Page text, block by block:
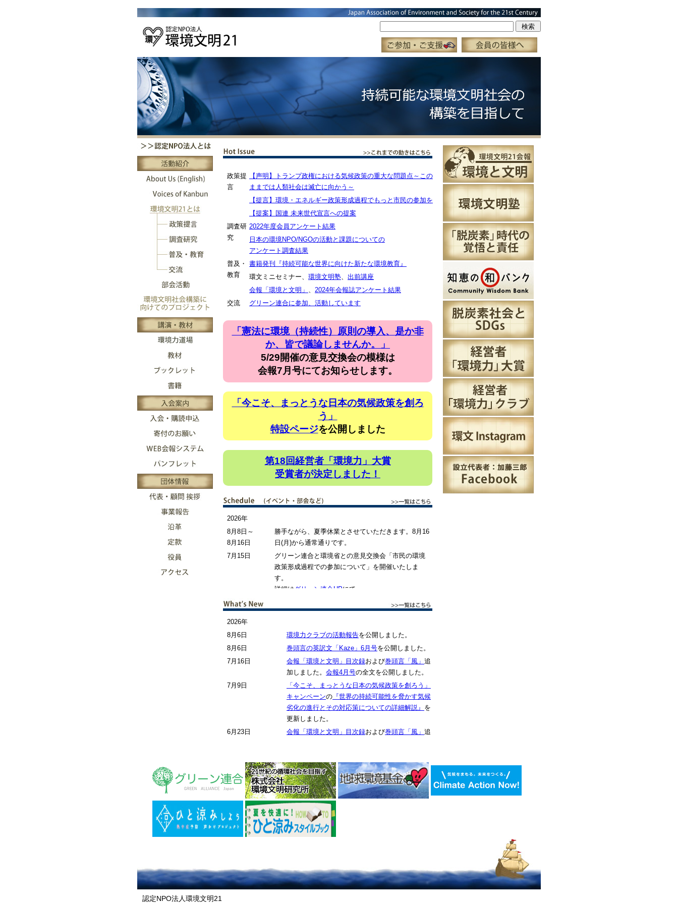
政策提
言
【声明】トランプ政権における気候政策の重大な問題点～この
ままでは人類社会は滅亡に向かう～
【提言】環境・エネルギー政策形成過程でもっと市民の参加を
【提案】国連 未来世代宣言への提案
調査研
究
2022年度会員アンケート結果
日本の環境NPO/NGOの活動と課題についての
アンケート調査結果
普及・
教育
書籍発刊『持続可能な世界に向けた新たな環境教育』
環文ミニセミナー、 環境文明塾、 出前講座
会報「環境と文明」 、 2024年会報誌アンケート結果
交流
グリーン連合に参加、活動しています
「憲法に環境（持続性）原則の導入、是か非
か、皆で議論しませんか。」
5/29開催の意見交換会の模様は
会報7月号にてお知らせします。
「今こそ、まっとうな日本の気候政策を創ろ
う」
特設ページを公開しました
第18回経営者「環境力」大賞
受賞者が決定しました！
認定NPO法人環境文明21